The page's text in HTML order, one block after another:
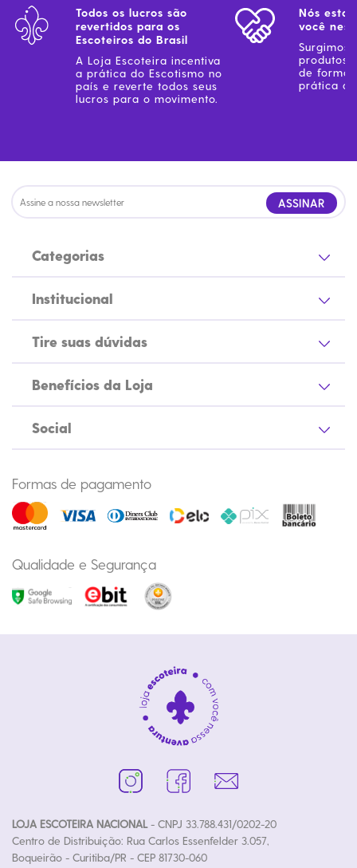
Todos os lucros são
revertidos para os
Escoteiros do Brasil
A Loja Escoteira incentiva
a prática do Escotismo no
país e reverte todos seus
lucros para o movimento.
Nós
você
Surgimos
produtos
de forma
prática
ASSINAR
Categorias
Institucional
Tire suas dúvidas
Benefícios da Loja
Social
Formas de pagamento
Qualidade e Segurança
LOJA ESCOTEIRA NACIONAL- CNPJ 33.788.431/0202-20
Centro de Distribuição: Rua Carlos Essenfelder 3.057,
Boqueirão - Curitiba/PR - CEP 81730-060